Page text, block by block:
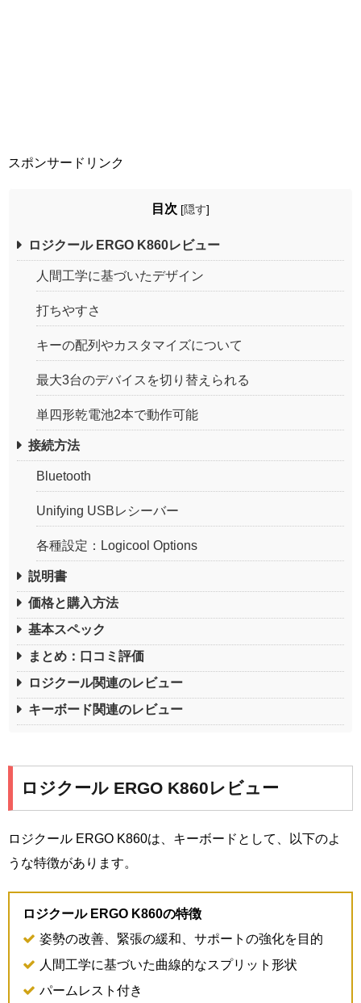
スポンサードリンク
目次 [隠す]
ロジクール ERGO K860レビュー
人間工学に基づいたデザイン
打ちやすさ
キーの配列やカスタマイズについて
最大3台のデバイスを切り替えられる
単四形乾電池2本で動作可能
接続方法
Bluetooth
Unifying USBレシーバー
各種設定：Logicool Options
説明書
価格と購入方法
基本スペック
まとめ：口コミ評価
ロジクール関連のレビュー
キーボード関連のレビュー
ロジクール ERGO K860レビュー
ロジクール ERGO K860は、キーボードとして、以下のよ
うな特徴があります。
ロジクール ERGO K860の特徴
姿勢の改善、緊張の緩和、サポートの強化を目的
人間工学に基づいた曲線的なスプリット形状
パームレスト付き